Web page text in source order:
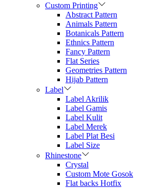
Custom Printing
Abstract Pattern
Animals Pattern
Botanicals Pattern
Ethnics Pattern
Fancy Pattern
Flat Series
Geometries Pattern
Hijab Pattern
Label
Label Akrilik
Label Gamis
Label Kulit
Label Merek
Label Plat Besi
Label Size
Rhinestone
Crystal
Custom Mote Gosok
Flat backs Hotfix